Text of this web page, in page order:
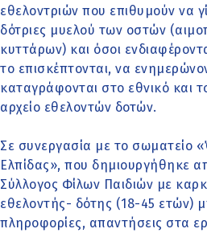
εθελοντριών που επιθυμούν να
δότριες μυελού των οστών
κυττάρων) και όσοι
το επισκέπτονται, να
καταγράφονται στο εθνικό και
αρχείο εθελοντών δοτών.
Σε συνεργασία με το σωματείο
Ελπίδας», που δημιουργήθηκε
Σύλλογος Φίλων Παιδιών με
εθελοντής- δότης (18-45 ετών)
πληροφορίες, απαντήσεις στα